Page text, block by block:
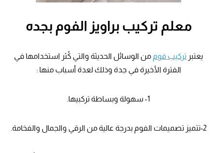
معلم تركيب براويز الفوم بجده
يعتبر تركيب فوم من الوسائل الحديثة والتي كُثر استخدامها في
الفترة الأخيرة في جدة وذلك لعدة أسباب منها :
1- سهولة وبساطة تركبيها.
2-تتميز تصميمات الفوم بدرجة عالية من الرقي والجمال والفخامة.